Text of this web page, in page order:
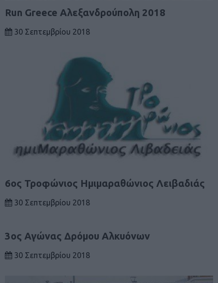
Run Greece Αλεξανδρούπολη 2018
30 Σεπτεμβρίου 2018
6ος Τροφώνιος Ημιμαραθώνιος Λειβαδιάς
30 Σεπτεμβρίου 2018
3ος Αγώνας Δρόμου Αλκυόνων
30 Σεπτεμβρίου 2018